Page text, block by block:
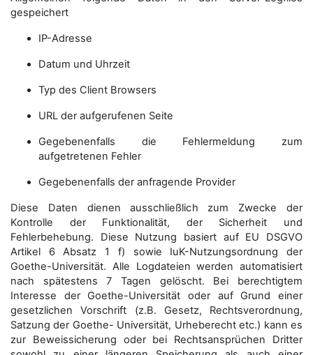
gespeichert
IP-Adresse
Datum und Uhrzeit
Typ des Client Browsers
URL der aufgerufenen Seite
Gegebenenfalls die Fehlermeldung zum
aufgetretenen Fehler
Gegebenenfalls der anfragende Provider
Diese Daten dienen ausschließlich zum Zwecke der
Kontrolle der Funktionalität, der Sicherheit und
Fehlerbehebung. Diese Nutzung basiert auf EU DSGVO
Artikel 6 Absatz 1 f) sowie IuK-Nutzungsordnung der
Goethe-Universität. Alle Logdateien werden auto­matisiert
nach spätestens 7 Tagen gelöscht. Bei berechtigtem
Interesse der Goethe-Universität oder auf Grund einer
gesetzlichen Vorschrift (z.B. Gesetz, Rechtsverordnung,
Satzung der Goethe- Universität, Urheberecht etc.) kann es
zur Beweissicherung oder bei Rechtsansprüchen Dritter